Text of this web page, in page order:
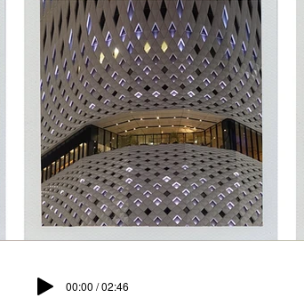
00:00 / 02:46